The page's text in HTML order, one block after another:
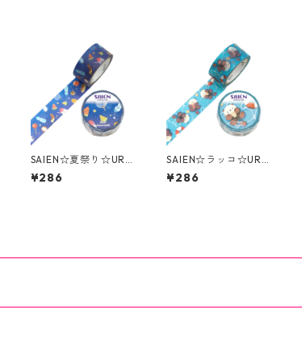
SAIEN☆夏祭り☆UR-4
077☆20ｍｍマスキン
グテープ
¥286
SAIEN☆ラッコ☆UR-4
079☆20ｍｍマスキン
グテープ
¥286